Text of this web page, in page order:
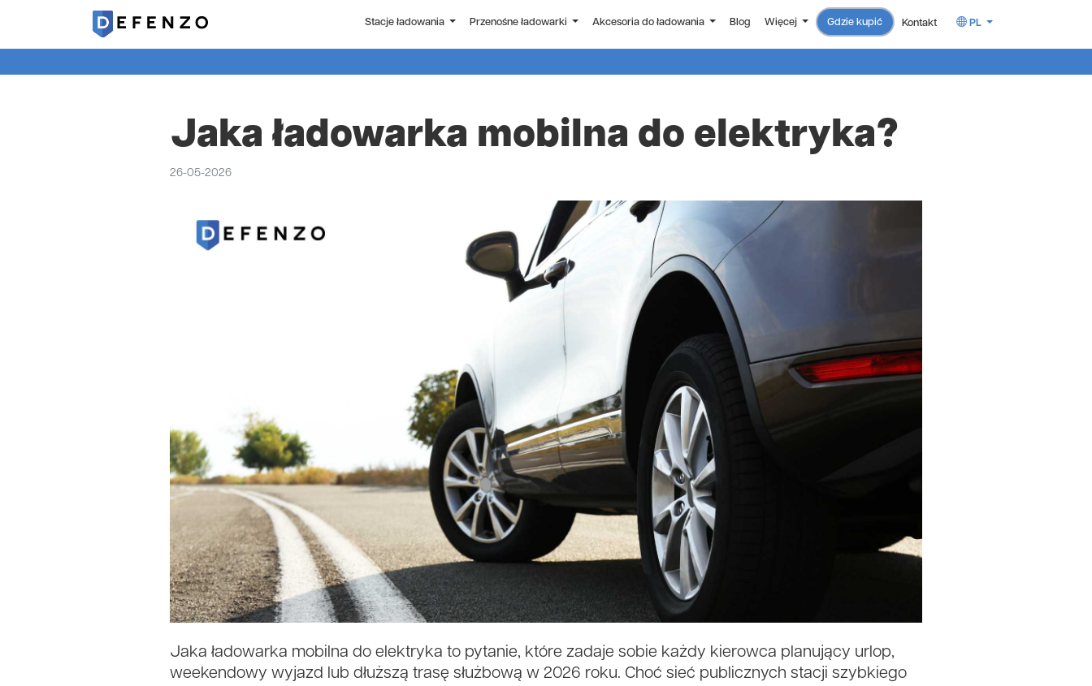
Stacje ładowania Przenośne ładowarki Akcesoria do ładowania Blog Więcej Gdzie kupić Kontakt PL
Jaka ładowarka mobilna do elektryka?
26-05-2026
Jaka ładowarka mobilna do elektryka to pytanie, które zadaje sobie każdy kierowca planujący urlop,
weekendowy wyjazd lub dłuższą trasę służbową w 2026 roku. Choć sieć publicznych stacji szybkiego